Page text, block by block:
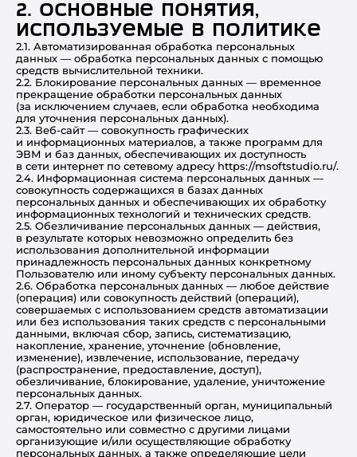
2. Основные понятия,
используемые в Политике
2.1. Автоматизированная обработка персональных
данных — обработка персональных данных с помощью
средств вычислительной техники.
2.2. Блокирование персональных данных — временное
прекращение обработки персональных данных
(за исключением случаев, если обработка необходима
для уточнения персональных данных).
2.3. Веб-сайт — совокупность графических
и информационных материалов, а также программ для
ЭВМ и баз данных, обеспечивающих их доступность
в сети интернет по сетевому адресу https://msoftstudio.ru/.
2.4. Информационная система персональных данных —
совокупность содержащихся в базах данных
персональных данных и обеспечивающих их обработку
информационных технологий и технических средств.
2.5. Обезличивание персональных данных — действия,
в результате которых невозможно определить без
использования дополнительной информации
принадлежность персональных данных конкретному
Пользователю или иному субъекту персональных данных.
2.6. Обработка персональных данных — любое действие
(операция) или совокупность действий (операций),
совершаемых с использованием средств автоматизации
или без использования таких средств с персональными
данными, включая сбор, запись, систематизацию,
накопление, хранение, уточнение (обновление,
изменение), извлечение, использование, передачу
(распространение, предоставление, доступ),
обезличивание, блокирование, удаление, уничтожение
персональных данных.
2.7. Оператор — государственный орган, муниципальный
орган, юридическое или физическое лицо,
самостоятельно или совместно с другими лицами
организующие и/или осуществляющие обработку
персональных данных, а также определяющие цели